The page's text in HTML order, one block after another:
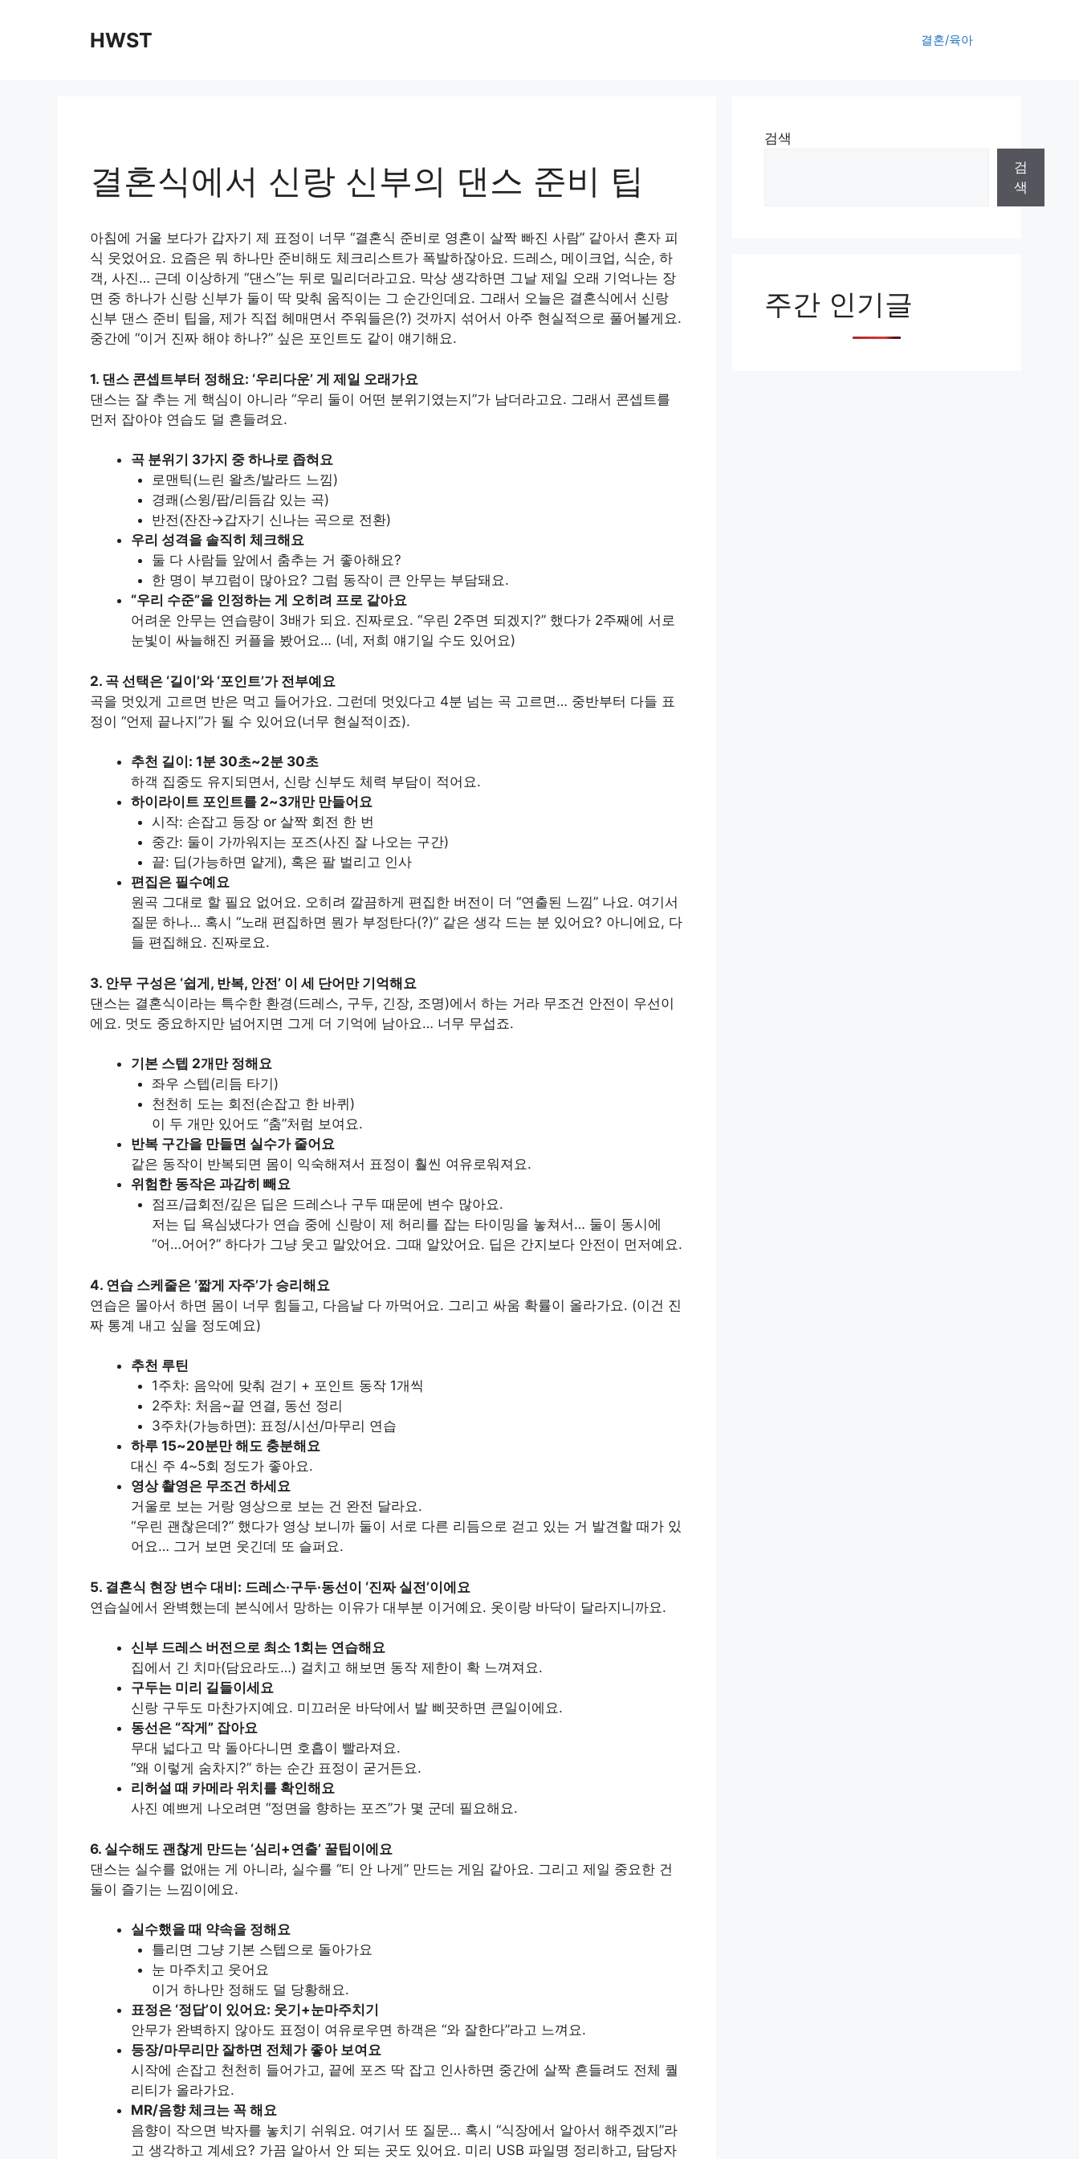
HWST 결혼/육아
결혼식에서 신랑 신부의 댄스 준비 팁
아침에 거울 보다가 갑자기 제 표정이 너무 “결혼식 준비로 영혼이 살짝 빠진 사람” 같아서 혼자 피
식 웃었어요. 요즘은 뭐 하나만 준비해도 체크리스트가 폭발하잖아요. 드레스, 메이크업, 식순, 하
객, 사진… 근데 이상하게 “댄스”는 뒤로 밀리더라고요. 막상 생각하면 그날 제일 오래 기억나는 장
면 중 하나가 신랑 신부가 둘이 딱 맞춰 움직이는 그 순간인데요. 그래서 오늘은 결혼식에서 신랑
신부 댄스 준비 팁을, 제가 직접 헤매면서 주워들은(?) 것까지 섞어서 아주 현실적으로 풀어볼게요.
중간에 “이거 진짜 해야 하나?” 싶은 포인트도 같이 얘기해요.
1. 댄스 콘셉트부터 정해요: ‘우리다운’ 게 제일 오래가요
댄스는 잘 추는 게 핵심이 아니라 “우리 둘이 어떤 분위기였는지”가 남더라고요. 그래서 콘셉트를
먼저 잡아야 연습도 덜 흔들려요.
곡 분위기 3가지 중 하나로 좁혀요
로맨틱(느린 왈츠/발라드 느낌)
경쾌(스윙/팝/리듬감 있는 곡)
반전(잔잔→갑자기 신나는 곡으로 전환)
우리 성격을 솔직히 체크해요
둘 다 사람들 앞에서 춤추는 거 좋아해요?
한 명이 부끄럼이 많아요? 그럼 동작이 큰 안무는 부담돼요.
“우리 수준”을 인정하는 게 오히려 프로 같아요
어려운 안무는 연습량이 3배가 되요. 진짜로요. “우린 2주면 되겠지?” 했다가 2주째에 서로
눈빛이 싸늘해진 커플을 봤어요… (네, 저희 얘기일 수도 있어요)
2. 곡 선택은 ‘길이’와 ‘포인트’가 전부예요
곡을 멋있게 고르면 반은 먹고 들어가요. 그런데 멋있다고 4분 넘는 곡 고르면… 중반부터 다들 표
정이 “언제 끝나지”가 될 수 있어요(너무 현실적이죠).
추천 길이: 1분 30초~2분 30초
하객 집중도 유지되면서, 신랑 신부도 체력 부담이 적어요.
하이라이트 포인트를 2~3개만 만들어요
시작: 손잡고 등장 or 살짝 회전 한 번
중간: 둘이 가까워지는 포즈(사진 잘 나오는 구간)
끝: 딥(가능하면 얕게), 혹은 팔 벌리고 인사
편집은 필수예요
원곡 그대로 할 필요 없어요. 오히려 깔끔하게 편집한 버전이 더 “연출된 느낌” 나요. 여기서
질문 하나… 혹시 “노래 편집하면 뭔가 부정탄다(?)” 같은 생각 드는 분 있어요? 아니에요, 다
들 편집해요. 진짜로요.
3. 안무 구성은 ‘쉽게, 반복, 안전’ 이 세 단어만 기억해요
댄스는 결혼식이라는 특수한 환경(드레스, 구두, 긴장, 조명)에서 하는 거라 무조건 안전이 우선이
에요. 멋도 중요하지만 넘어지면 그게 더 기억에 남아요… 너무 무섭죠.
기본 스텝 2개만 정해요
좌우 스텝(리듬 타기)
천천히 도는 회전(손잡고 한 바퀴)
이 두 개만 있어도 “춤”처럼 보여요.
반복 구간을 만들면 실수가 줄어요
같은 동작이 반복되면 몸이 익숙해져서 표정이 훨씬 여유로워져요.
위험한 동작은 과감히 빼요
점프/급회전/깊은 딥은 드레스나 구두 때문에 변수 많아요.
저는 딥 욕심냈다가 연습 중에 신랑이 제 허리를 잡는 타이밍을 놓쳐서… 둘이 동시에
“어…어어?” 하다가 그냥 웃고 말았어요. 그때 알았어요. 딥은 간지보다 안전이 먼저예요.
4. 연습 스케줄은 ‘짧게 자주’가 승리해요
연습은 몰아서 하면 몸이 너무 힘들고, 다음날 다 까먹어요. 그리고 싸움 확률이 올라가요. (이건 진
짜 통계 내고 싶을 정도예요)
추천 루틴
1주차: 음악에 맞춰 걷기 + 포인트 동작 1개씩
2주차: 처음~끝 연결, 동선 정리
3주차(가능하면): 표정/시선/마무리 연습
하루 15~20분만 해도 충분해요
대신 주 4~5회 정도가 좋아요.
영상 촬영은 무조건 하세요
거울로 보는 거랑 영상으로 보는 건 완전 달라요.
“우린 괜찮은데?” 했다가 영상 보니까 둘이 서로 다른 리듬으로 걷고 있는 거 발견할 때가 있
어요… 그거 보면 웃긴데 또 슬퍼요.
5. 결혼식 현장 변수 대비: 드레스·구두·동선이 ‘진짜 실전’이에요
연습실에서 완벽했는데 본식에서 망하는 이유가 대부분 이거예요. 옷이랑 바닥이 달라지니까요.
신부 드레스 버전으로 최소 1회는 연습해요
집에서 긴 치마(담요라도…) 걸치고 해보면 동작 제한이 확 느껴져요.
구두는 미리 길들이세요
신랑 구두도 마찬가지예요. 미끄러운 바닥에서 발 삐끗하면 큰일이에요.
동선은 “작게” 잡아요
무대 넓다고 막 돌아다니면 호흡이 빨라져요.
“왜 이렇게 숨차지?” 하는 순간 표정이 굳거든요.
리허설 때 카메라 위치를 확인해요
사진 예쁘게 나오려면 “정면을 향하는 포즈”가 몇 군데 필요해요.
6. 실수해도 괜찮게 만드는 ‘심리+연출’ 꿀팁이에요
댄스는 실수를 없애는 게 아니라, 실수를 “티 안 나게” 만드는 게임 같아요. 그리고 제일 중요한 건
둘이 즐기는 느낌이에요.
실수했을 때 약속을 정해요
틀리면 그냥 기본 스텝으로 돌아가요
눈 마주치고 웃어요
이거 하나만 정해도 덜 당황해요.
표정은 ‘정답’이 있어요: 웃기+눈마주치기
안무가 완벽하지 않아도 표정이 여유로우면 하객은 “와 잘한다”라고 느껴요.
등장/마무리만 잘하면 전체가 좋아 보여요
시작에 손잡고 천천히 들어가고, 끝에 포즈 딱 잡고 인사하면 중간에 살짝 흔들려도 전체 퀄
리티가 올라가요.
MR/음향 체크는 꼭 해요
음향이 작으면 박자를 놓치기 쉬워요. 여기서 또 질문… 혹시 “식장에서 알아서 해주겠지”라
고 생각하고 계세요? 가끔 알아서 안 되는 곳도 있어요. 미리 USB 파일명 정리하고, 담당자
검색
검
색
주간 인기글